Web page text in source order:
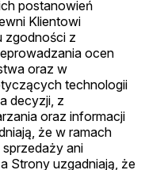
postanowień
Klientowi
zgodności z
ocen
oraz w
technologii
decyzji, z
oraz informacji
że w ramach
ani
Strony uzgadniają, że